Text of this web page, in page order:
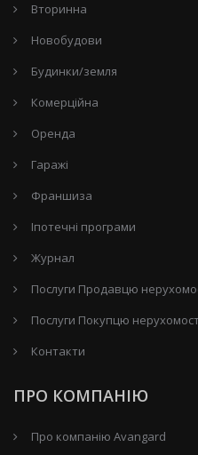
Вторинна
Новобудови
Будинки/земля
Комерційна
Оренда
Гаражі
Франшиза
Іпотечні програми
Журнал
Послуги Продавцю
Послуги Покупцю
Контакти
ПРО КОМПАНІЮ
Про компанію Avangard